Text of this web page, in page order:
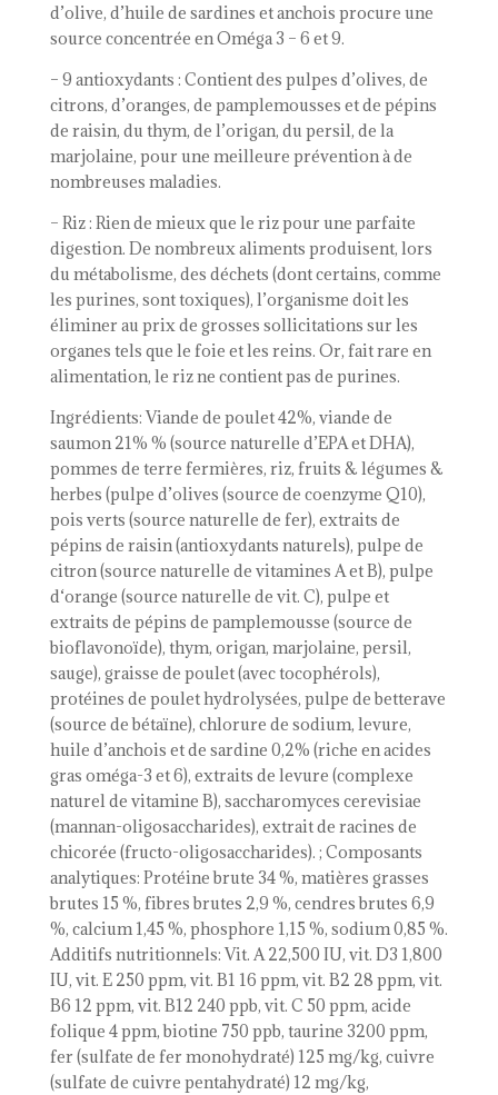
d’olive, d’huile de sardines et anchois procure une
source concentrée en Oméga 3 – 6 et 9.
– 9 antioxydants : Contient des pulpes d’olives, de
citrons, d’oranges, de pamplemousses et de pépins
de raisin, du thym, de l’origan, du persil, de la
marjolaine, pour une meilleure prévention à de
nombreuses maladies.
– Riz : Rien de mieux que le riz pour une parfaite
digestion. De nombreux aliments produisent, lors
du métabolisme, des déchets (dont certains, comme
les purines, sont toxiques), l’organisme doit les
éliminer au prix de grosses sollicitations sur les
organes tels que le foie et les reins. Or, fait rare en
alimentation, le riz ne contient pas de purines.
Ingrédients: Viande de poulet 42%, viande de
saumon 21% % (source naturelle d’EPA et DHA),
pommes de terre fermières, riz, fruits & légumes &
herbes (pulpe d’olives (source de coenzyme Q10),
pois verts (source naturelle de fer), extraits de
pépins de raisin (antioxydants naturels), pulpe de
citron (source naturelle de vitamines A et B), pulpe
d‘orange (source naturelle de vit. C), pulpe et
extraits de pépins de pamplemousse (source de
bioflavonoïde), thym, origan, marjolaine, persil,
sauge), graisse de poulet (avec tocophérols),
protéines de poulet hydrolysées, pulpe de betterave
(source de bétaïne), chlorure de sodium, levure,
huile d’anchois et de sardine 0,2% (riche en acides
gras oméga-3 et 6), extraits de levure (complexe
naturel de vitamine B), saccharomyces cerevisiae
(mannan-oligosaccharides), extrait de racines de
chicorée (fructo-oligosaccharides). ; Composants
analytiques: Protéine brute 34 %, matières grasses
brutes 15 %, fibres brutes 2,9 %, cendres brutes 6,9
%, calcium 1,45 %, phosphore 1,15 %, sodium 0,85 %.
Additifs nutritionnels: Vit. A 22,500 IU, vit. D3 1,800
IU, vit. E 250 ppm, vit. B1 16 ppm, vit. B2 28 ppm, vit.
B6 12 ppm, vit. B12 240 ppb, vit. C 50 ppm, acide
folique 4 ppm, biotine 750 ppb, taurine 3200 ppm,
fer (sulfate de fer monohydraté) 125 mg/kg, cuivre
(sulfate de cuivre pentahydraté) 12 mg/kg,